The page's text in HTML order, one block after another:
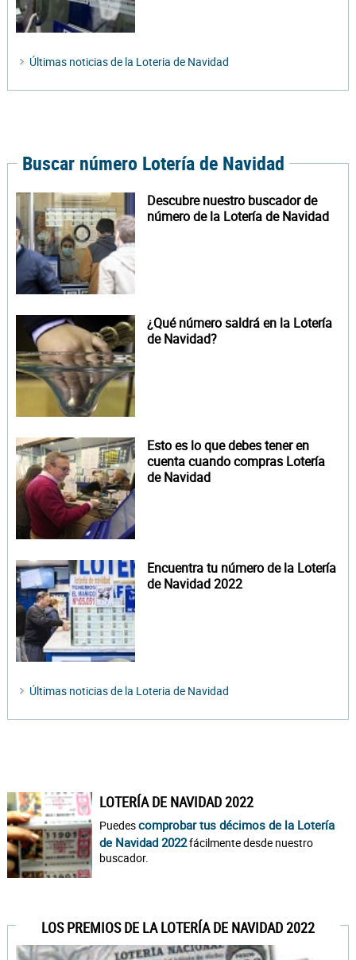
Últimas noticias de la Loteria de Navidad
Buscar número Lotería de Navidad
Descubre nuestro buscador de
número de la Lotería de Navidad
¿Qué número saldrá en la Lotería
de Navidad?
Esto es lo que debes tener en
cuenta cuando compras Lotería
de Navidad
Encuentra tu número de la Lotería
de Navidad 2022
Últimas noticias de la Loteria de Navidad
LOTERÍA DE NAVIDAD 2022
Puedescomprobar tus décimos de la Lotería
de Navidad 2022fácilmente desde nuestro
buscador.
LOS PREMIOS DE LA LOTERÍA DE NAVIDAD 2022